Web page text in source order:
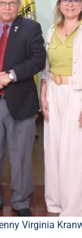
Virginia